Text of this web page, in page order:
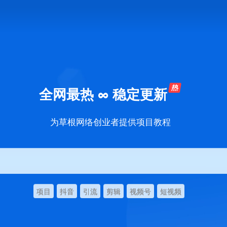
全网最热 ∞ 稳定更新
为草根网络创业者提供项目教程
项目 抖音 引流 剪辑 视频号 短视频